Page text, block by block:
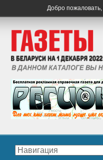
Добро пожаловать,